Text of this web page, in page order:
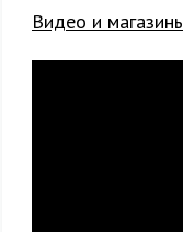
Видео и